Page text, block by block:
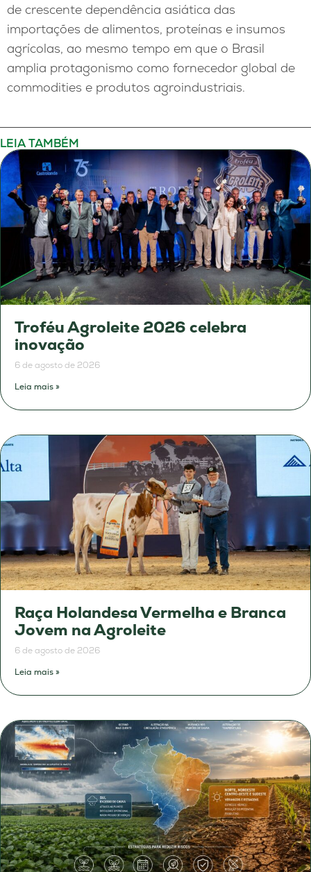
de crescente dependência asiática das
importações de alimentos, proteínas e insumos
agrícolas, ao mesmo tempo em que o Brasil
amplia protagonismo como fornecedor global de
commodities e produtos agroindustriais.
LEIA TAMBÉM
Troféu Agroleite 2026 celebra
inovação
6 de agosto de 2026
Leia mais »
Raça Holandesa Vermelha e Branca
Jovem na Agroleite
6 de agosto de 2026
Leia mais »